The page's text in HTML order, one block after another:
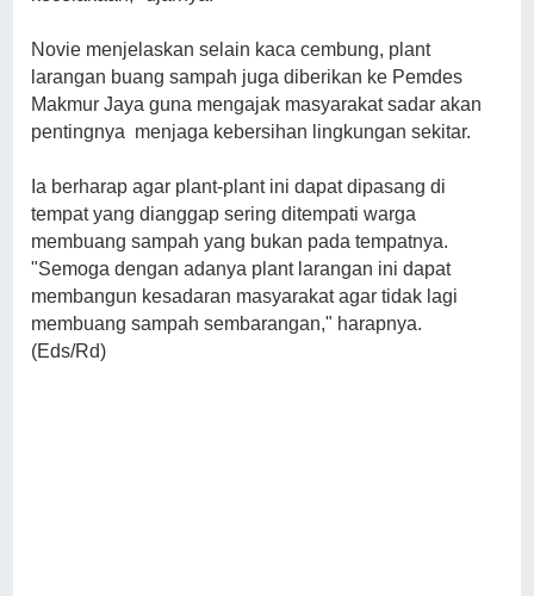
Novie menjelaskan selain kaca cembung, plant
larangan buang sampah juga diberikan ke Pemdes
Makmur Jaya guna mengajak masyarakat sadar akan
pentingnya menjaga kebersihan lingkungan sekitar.
Ia berharap agar plant-plant ini dapat dipasang di
tempat yang dianggap sering ditempati warga
membuang sampah yang bukan pada tempatnya.
"Semoga dengan adanya plant larangan ini dapat
membangun kesadaran masyarakat agar tidak lagi
membuang sampah sembarangan," harapnya.
(Eds/Rd)